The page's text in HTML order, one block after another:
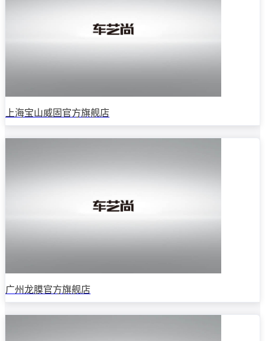
上海宝山威固官方旗舰店
广州龙膜官方旗舰店